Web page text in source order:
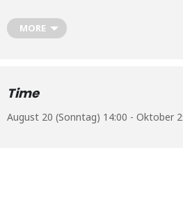
Einführung: Prof. Dr. Michaela Ott
Finissage am Sonntag, den 29.
MORE
Time
August 20 (Sonntag) 14:00 - Oktober